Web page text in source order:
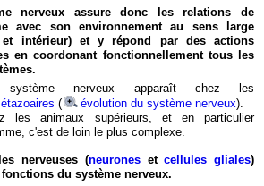
nerveux assure donc les relations de
avec son environnement au sens large
et intérieur) et y répond par des actions
en coordonant fonctionnellement tous les
système nerveux apparaît chez les
( évolution du système nerveux).
les animaux supérieurs, et en particulier
c'est de loin le plus complexe.
nerveuses (neuronesetcellules gliales)
du système nerveux.